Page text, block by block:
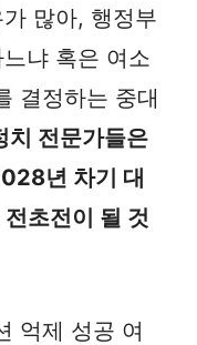
많아, 행정부
냐 혹은 여소
결정하는 중대
치 전문가들은
년 차기 대
초전이 될 것
억제 성공 여